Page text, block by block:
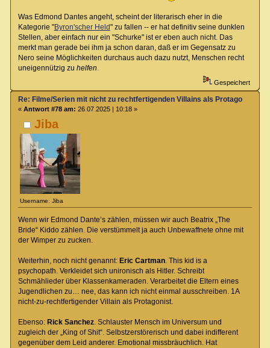
Was Edmond Dantes angeht, scheint der literarisch eher in die
Kategorie "Byron'scher Held" zu fallen -- er hat definitiv seine dunklen
Stellen, aber einfach nur ein "Schurke" ist er eben auch nicht. Das
merkt man gerade bei ihm ja schon daran, daß er im Gegensatz zu
Nero seine Möglichkeiten durchaus auch dazu nutzt, Menschen recht
uneigennützig zu helfen
Gespeichert
Jiba
Username: Jiba
Re: Filme/Serien mit nicht zu rechtfertigenden Villains als Protagonisten?
« Antwort #78 am: 26.07.2025 | 10:18 »
Wenn wir Edmond Dante’s zählen, müssen wir auch Beatrix „The
Bride“ Kiddo zählen. Die verstümmelt ja auch Unbewaffnete ohne mit
der Wimper zu zucken.
Weiterhin, noch nicht genannt: Eric Cartman. This kid is a
psychopath. Verkleidet sich unironisch als Hitler. Schreibt
Schmählieder über Klassenkameraden. Verarbeitet die Eltern eines
Jugendlichen zu… nee, das kann ich nicht einmal ausschreiben. 1A
nicht-zu-rechtfertigender Villain als Protagonist.
Ebenso: Rick Sanchez. Schlauster Mensch im Universum und
zugleich der „King of Shit“. Selbstzerstörerisch und dabei indifferent
gegenüber dem Leid anderer. Emotional missbräuchlich. Hat